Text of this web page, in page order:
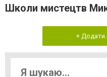
Школи мистецтв
+ Додати